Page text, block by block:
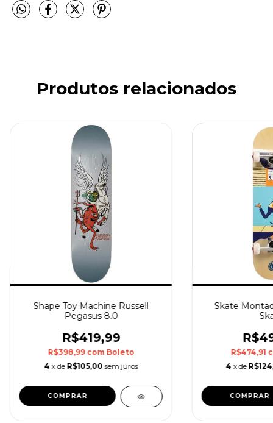
Produtos relacionados
Shape Toy Machine Russell
Pegasus 8.0
R$419,99
R$398,99 com Boleto
4 x de R$105,00 sem juros
Skate
R$474,91
4 x de